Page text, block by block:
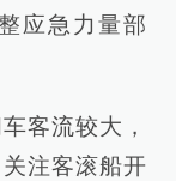
应急力量部
客流较大，
注客滚船开